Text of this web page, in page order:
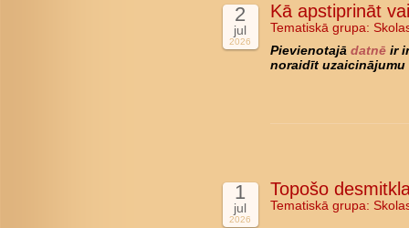
2
jul
2026
Kā apstiprināt
Tematiskā grupa:
Pievienotajā datnē ir
noraidīt uzaicinājumu
1
jul
2026
Topošo
Tematiskā grupa: